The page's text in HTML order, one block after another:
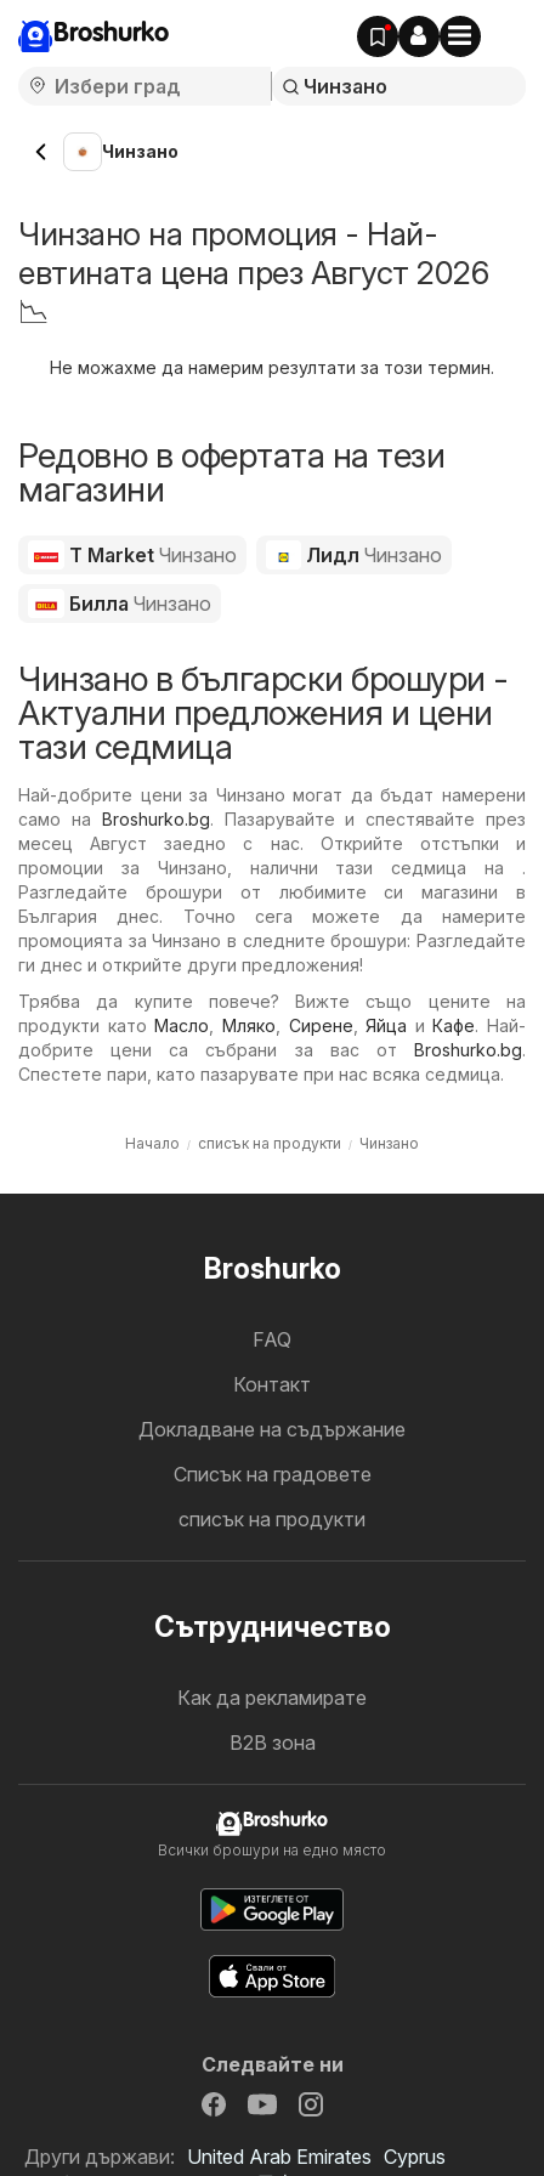
Broshurko
Чинзано
Чинзано на промоция - Най-
евтината цена през Август 2026
📉
Не можахме да намерим резултати за този термин.
Редовно в офертата на тези
магазини
T Market Чинзано ЛидлЧинзано
Билла Чинзано
Чинзано в български брошури -
Актуални предложения и цени
тази седмица
Най-добрите цени за Чинзано могат да бъдат намерени
само на Broshurko.bg. Пазарувайте и спестявайте през
месец Август заедно с нас. Открийте отстъпки и
промоции за Чинзано, налични тази седмица на .
Разгледайте брошури от любимите си магазини в
България днес. Точно сега можете да намерите
промоцията за Чинзано в следните брошури: Разгледайте
ги днес и открийте други предложения!
Трябва да купите повече? Вижте също цените на
продукти катоМасло Мляко Сирене ,Яйца иКафе. Най-
добрите цени са събрани за вас от Broshurko.bg.
Спестете пари, като пазарувате при нас всяка седмица.
Начало списък на продукти Чинзано
Broshurko
FAQ
Контакт
Докладване на съдържание
Cписък на градовете
списък на продукти
Cътрудничество
Как да рекламирате
B2B зона
Broshurko
Всички брошури на едно място
Следвайте ни
Други държави: United Arab Emirates Cyprus